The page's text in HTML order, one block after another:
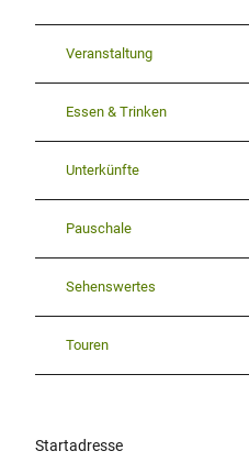
Veranstaltung
Essen & Trinken
Unterkünfte
Pauschale
Sehenswertes
Touren
Startadresse